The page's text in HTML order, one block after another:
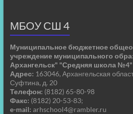
МБОУ СШ 4
Муниципальное бюджетное
учреждение муниципального
Архангельск" "Средняя школа №4"
Адрес: 163046, Архангельская
Суфтина, д. 20
Телефон: (8182) 65-80-98
Факс: (8182) 20-53-83;
e-mail: arhschool4@rambler.ru